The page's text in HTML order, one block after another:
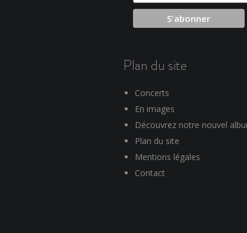
Plan du site
Concerts
En images
Découvrez notre nouvel
Plan du site
Mentions légales
Contact